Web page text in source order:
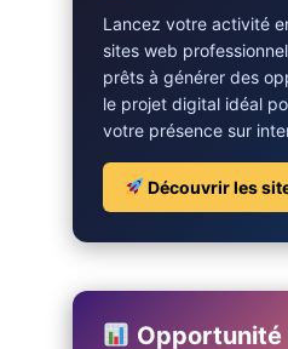
Lancez votre activité
sites web
prêts à générer des
le projet digital idéal
votre présence sur
Découvrir les
Opportunité